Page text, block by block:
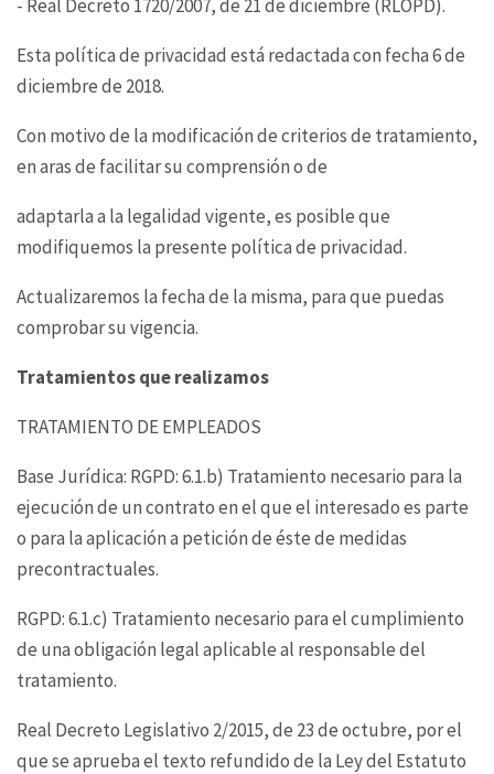
- Real Decreto 1720/2007, de 21 de diciembre (RLOPD).
Esta política de privacidad está redactada con fecha 6 de
diciembre de 2018.
Con motivo de la modificación de criterios de tratamiento,
en aras de facilitar su comprensión o de
adaptarla a la legalidad vigente, es posible que
modifiquemos la presente política de privacidad.
Actualizaremos la fecha de la misma, para que puedas
comprobar su vigencia.
Tratamientos que realizamos
TRATAMIENTO DE EMPLEADOS
Base Jurídica: RGPD: 6.1.b) Tratamiento necesario para la
ejecución de un contrato en el que el interesado es parte
o para la aplicación a petición de éste de medidas
precontractuales.
RGPD: 6.1.c) Tratamiento necesario para el cumplimiento
de una obligación legal aplicable al responsable del
tratamiento.
Real Decreto Legislativo 2/2015, de 23 de octubre, por el
que se aprueba el texto refundido de la Ley del Estatuto